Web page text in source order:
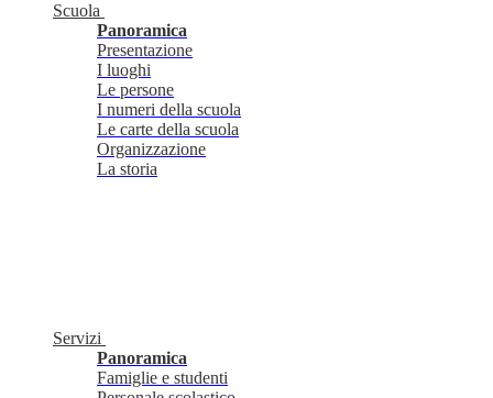
Scuola
Panoramica
Presentazione
I luoghi
Le persone
I numeri della scuola
Le carte della scuola
Organizzazione
La storia
Servizi
Panoramica
Famiglie e studenti